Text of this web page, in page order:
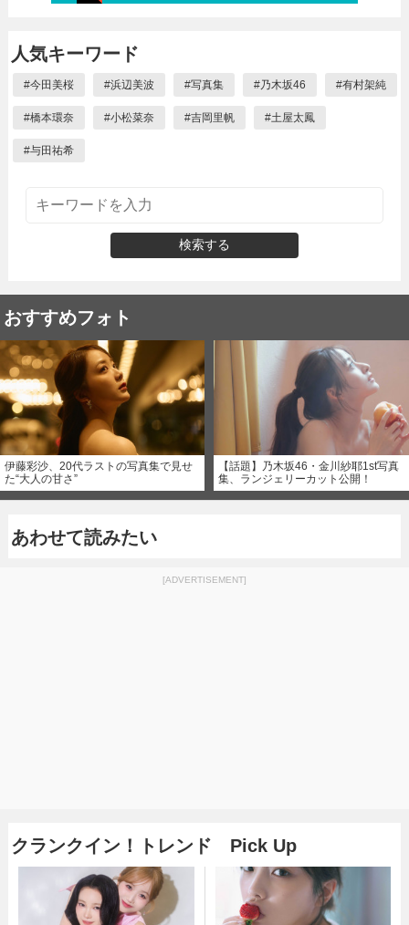
人気キーワード
#今田美桜 #浜辺美波 #写真集 #乃木坂46 #有村架純
#橋本環奈 #小松菜奈 #吉岡里帆 #土屋太鳳
#与田祐希
検索する
おすすめフォト
伊藤彩沙、20代ラストの写真集で見せ
た“大人の甘さ”
【話題】乃木坂46・金川紗耶1st写真
集、ランジェリーカット公開！
あわせて読みたい
[ADVERTISEMENT]
クランクイン！トレンド Pick Up